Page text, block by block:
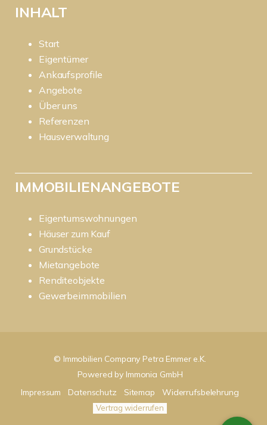
INHALT
Start
Eigentümer
Ankaufsprofile
Angebote
Über uns
Referenzen
Hausverwaltung
IMMOBILIENANGEBOTE
Eigentumswohnungen
Häuser zum Kauf
Grundstücke
Mietangebote
Renditeobjekte
Gewerbeimmobilien
© Immobilien Company Petra Emmer e.K.
Powered by Immonia GmbH
Impressum
Datenschutz Sitemap Widerrufsbelehrung
Vertrag widerrufen